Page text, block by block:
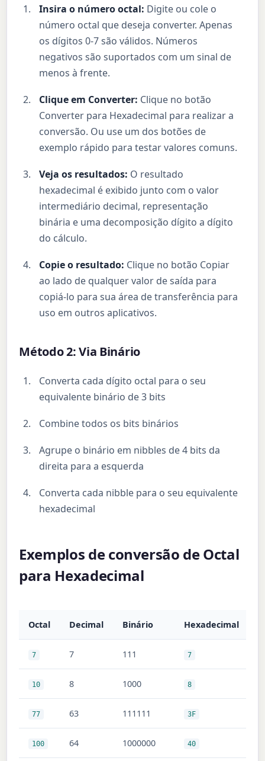
Insira o número octal: Digite ou cole o
número octal que deseja converter. Apenas
os dígitos 0-7 são válidos. Números
negativos são suportados com um sinal de
menos à frente.
Clique em Converter: Clique no botão
Converter para Hexadecimal para realizar a
conversão. Ou use um dos botões de
exemplo rápido para testar valores comuns.
Veja os resultados: O resultado
hexadecimal é exibido junto com o valor
intermediário decimal, representação
binária e uma decomposição dígito a dígito
do cálculo.
Copie o resultado: Clique no botão Copiar
ao lado de qualquer valor de saída para
copiá-lo para sua área de transferência para
uso em outros aplicativos.
Método 2: Via Binário
Converta cada dígito octal para o seu
equivalente binário de 3 bits
Combine todos os bits binários
Agrupe o binário em nibbles de 4 bits da
direita para a esquerda
Converta cada nibble para o seu equivalente
hexadecimal
Exemplos de conversão de Octal
para Hexadecimal
Octal Decimal Binário Hexadecimal
7 7 111 7
10 8 1000 8
77 63 111111 3F
100 64 1000000 40